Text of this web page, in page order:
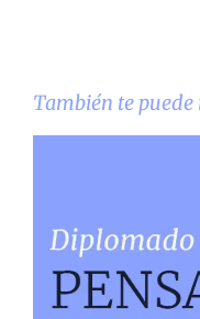
También te puede